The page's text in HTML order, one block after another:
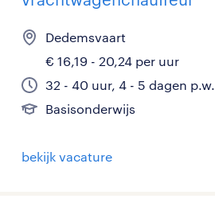
Dedemsvaart
€ 16,19 - 20,24 per uur
32 - 40 uur, 4 - 5 dagen p.w.
Basisonderwijs
bekijk vacature